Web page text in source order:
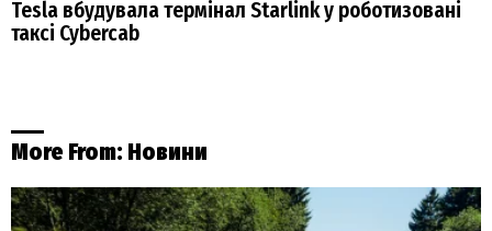
Tesla вбудувала термінал Starlink у роботизовані
таксі Cybercab
More From: Новини